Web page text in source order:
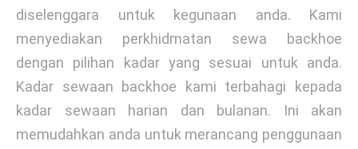
diselenggara untuk kegunaan anda. Kami
menyediakan perkhidmatan sewa backhoe
dengan pilihan kadar yang sesuai untuk anda.
Kadar sewaan backhoe kami terbahagi kepada
kadar sewaan harian dan bulanan. Ini akan
memudahkan anda untuk merancang penggunaan